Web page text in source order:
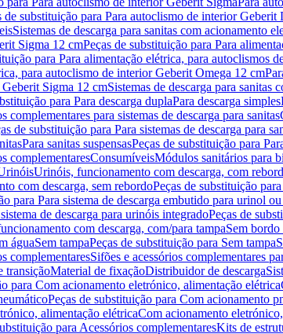
de substituição para Para autoclismo de interior Geberit
Sistemas de descarga para sanitas com acionamento
Sigma 12 cmPeças de substituição para Para
para Para alimentação elétrica, para autoclismos
para autoclismo de interior Geberit Omega 12 cm
Sigma 12 cmSistemas de descarga para sanitas
para Para descarga duplaPara descarga simples
complementares para sistemas de descarga para sanitas
de substituição para Para sistemas de descarga para
Para sanitas suspensasPeças de substituição para
complementaresConsumíveisMódulos sanitários para
Urinóis, funcionamento com descarga, com
com descarga, sem rebordoPeças de substituição
para Para sistema de descarga embutido para urinol
de descarga para urinóis integradoPeças de
com descarga, com/para tampaSem bordo
águaSem tampaPeças de substituição para Sem tampa
complementaresSifões e acessórios complementares
transiçãoMaterial de fixaçãoDistribuidor de descarga
para Com acionamento eletrónico, alimentação elétrica
Peças de substituição para Com acionamento
alimentação elétricaCom acionamento
para Acessórios complementaresKits de